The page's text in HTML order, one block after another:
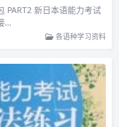
PART2 新日本语能力考试
…
各语种学习资料